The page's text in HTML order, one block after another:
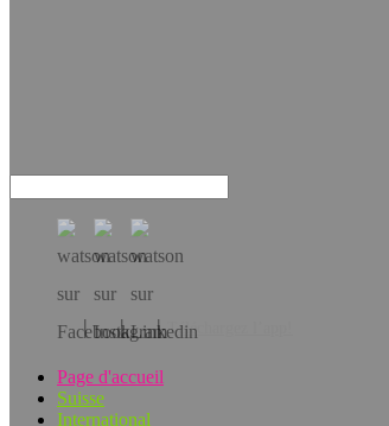
Téléchargez l’app!
Page d'accueil
Suisse
International